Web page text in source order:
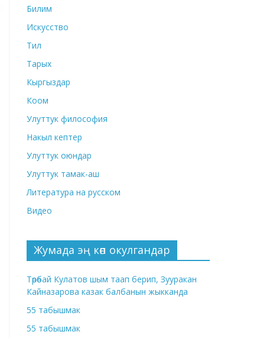
Билим
Искусство
Тил
Тарых
Кыргыздар
Коом
Улуттук философия
Накыл кептер
Улуттук оюндар
Улуттук тамак-аш
Литература на русском
Видео
Жумада эң көп окулгандар
Төрөбай Кулатов шым таап берип, Зууракан
Кайназарова казак балбанын жыкканда
55 табышмак
55 табышмак